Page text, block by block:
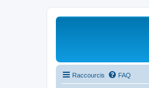
Raccourcis FAQ